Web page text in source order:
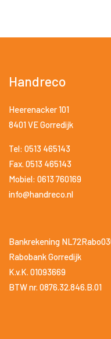
Handreco
Heerenacker 101
8401 VE Gorredijk
Tel: 0513 465143
Fax. 0513 465143
Mobiel: 0613 760169
info@handreco.nl
Bankrekening
Rabobank Gorredijk
K.v.K. 01093669
BTW nr. 0876.32.846.B.01